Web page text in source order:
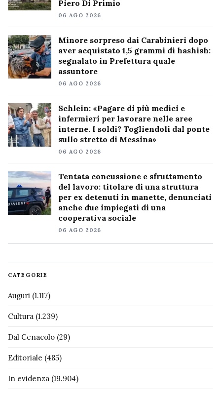
Piero Di Primio
06 AGO 2026
Minore sorpreso dai Carabinieri dopo
aver acquistato 1,5 grammi di hashish:
segnalato in Prefettura quale
assuntore
06 AGO 2026
Schlein: «Pagare di più medici e
infermieri per lavorare nelle aree
interne. I soldi? Togliendoli dal ponte
sullo stretto di Messina»
06 AGO 2026
Tentata concussione e sfruttamento
del lavoro: titolare di una struttura
per ex detenuti in manette, denunciati
anche due impiegati di una
cooperativa sociale
06 AGO 2026
CATEGORIE
Auguri (1.117)
Cultura (1.239)
Dal Cenacolo (29)
Editoriale (485)
In evidenza (19.904)